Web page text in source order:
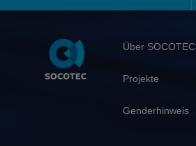
Pied
de
page
Über SOCOTEC
Projekte
Genderhinweis